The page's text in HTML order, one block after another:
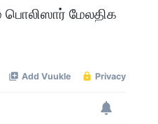
மேலதிக